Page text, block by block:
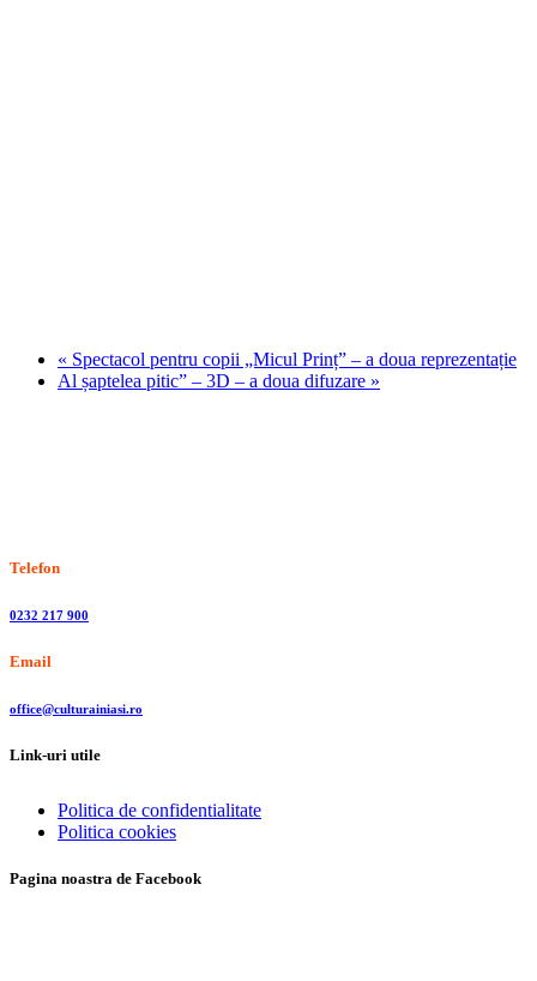
« Spectacol pentru copii „Micul Prinț” – a doua reprezentație
Al șaptelea pitic” – 3D – a doua difuzare »
Telefon
0232 217 900
Email
office@culturainiasi.ro
Link-uri utile
Politica de confidentialitate
Politica cookies
Pagina noastra de Facebook